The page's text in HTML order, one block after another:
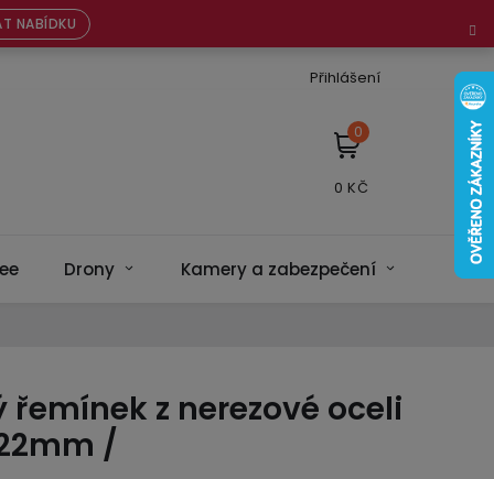
NABÍDKU
Přihlášení
NÁKUPNÍ
KOŠÍK
Drony Kamery a zabezpečení
řemínek z nerezové oceli
/